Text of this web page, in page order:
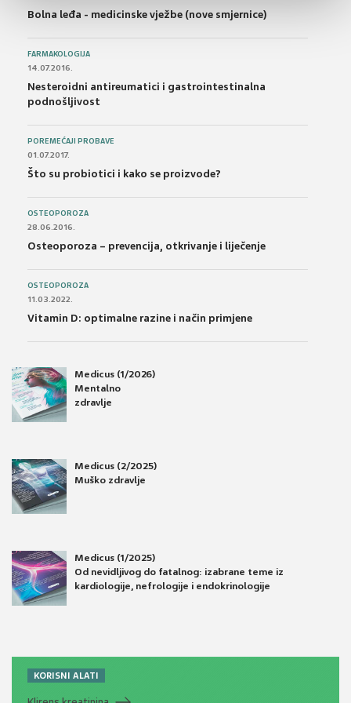
Bolna leđa - medicinske vježbe (nove smjernice)
FARMAKOLOGIJA
14.07.2016.
Nesteroidni antireumatici i gastrointestinalna
podnošljivost
POREMEĆAJI PROBAVE
01.07.2017.
Što su probiotici i kako se proizvode?
OSTEOPOROZA
28.06.2016.
Osteoporoza – prevencija, otkrivanje i liječenje
OSTEOPOROZA
11.03.2022.
Vitamin D: optimalne razine i način primjene
Medicus (1/2026)
Mentalno
zdravlje
Medicus (2/2025)
Muško zdravlje
Medicus (1/2025)
Od nevidljivog do fatalnog: izabrane teme iz
kardiologije, nefrologije i endokrinologije
KORISNI ALATI